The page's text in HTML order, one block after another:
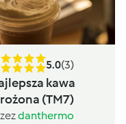
5.0(3)
kawa
(TM7)
danthermo